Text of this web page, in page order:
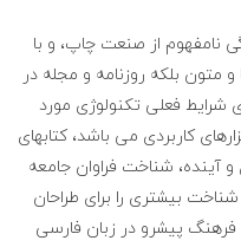
نامفهوم از صنعت چاپ، و با
و متون بلکه روزنامه و مجله در
شرایط فعلی تکنولوژی مورد
کاربردی می باشد، کتابهای
شناخت فراوان جامعه
شناخت بیشتری را برای طراحان
فرهنگ پیشرو در زبان فارسی